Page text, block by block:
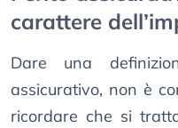
carattere
Dare una
assicurativo, non è
ricordare che si